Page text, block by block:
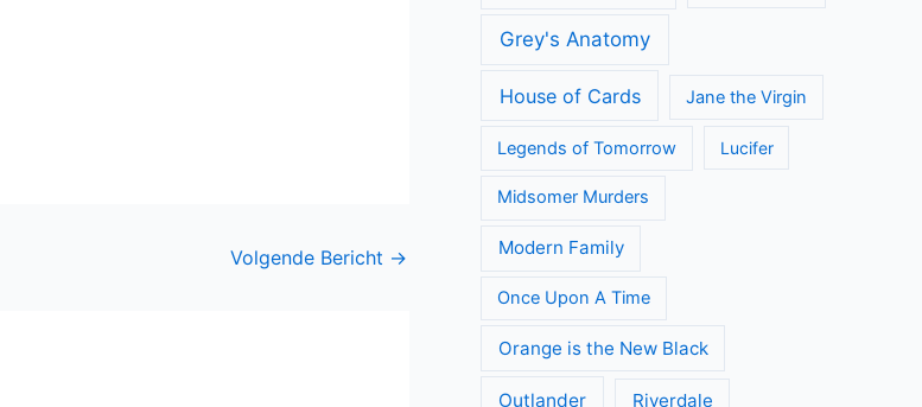
Volgende Bericht →
Grey's Anatomy
House of Cards Jane the Virgin
Legends of Tomorrow Lucifer
Midsomer Murders
Modern Family
Once Upon A Time
Orange is the New Black
Outlander Riverdale